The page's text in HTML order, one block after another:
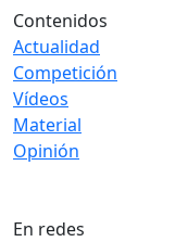
Contenidos
Actualidad
Competición
Vídeos
Material
Opinión
En redes